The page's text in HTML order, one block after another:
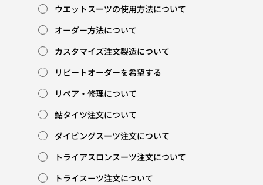
ウエットスーツの使用方法について
オーダー方法について
カスタマイズ注文製造について
リピートオーダーを希望する
リペア・修理について
鮎タイツ注文について
ダイビングスーツ注文について
トライアスロンスーツ注文について
トライスーツ注文について